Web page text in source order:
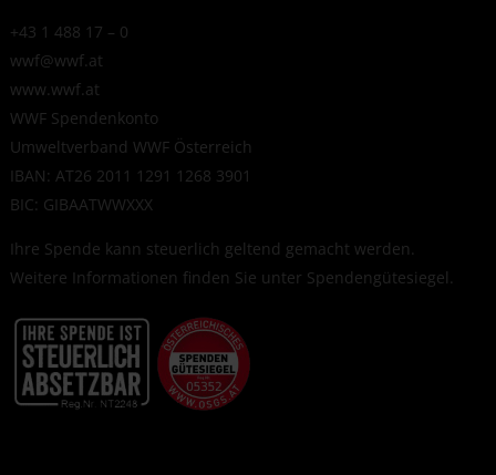
+43 1 488 17 – 0
wwf@wwf.at
www.wwf.at
WWF Spendenkonto
Umweltverband WWF Österreich
IBAN: AT26 2011 1291 1268 3901
BIC: GIBAATWWXXX
Ihre Spende kann steuerlich geltend gemacht werden.
Weitere Informationen finden Sie unter Spendengütesiegel.